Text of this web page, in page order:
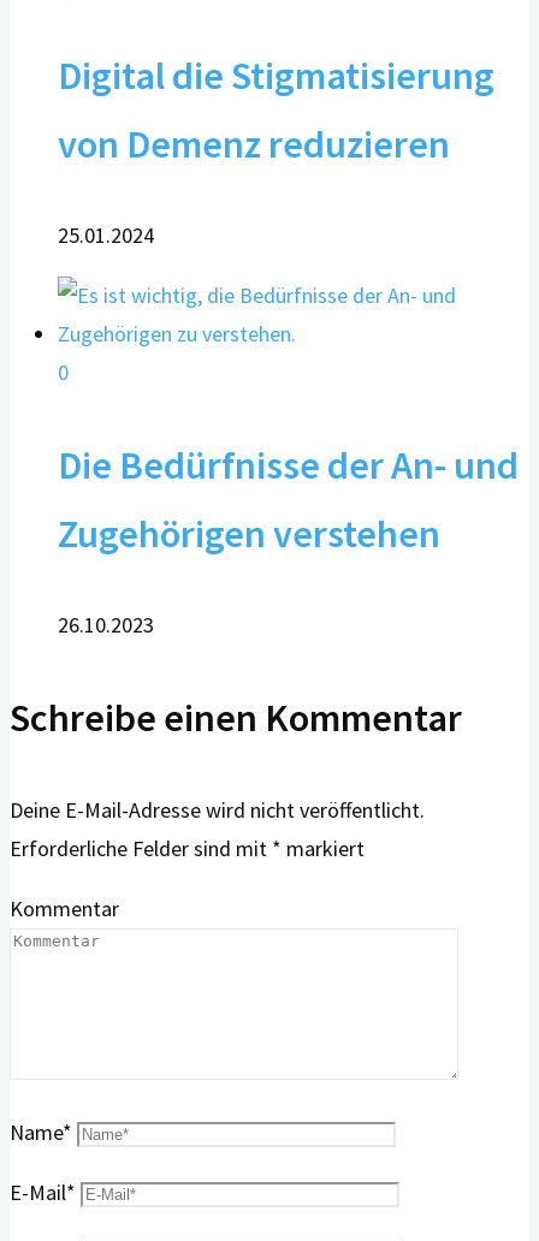
Digital die Stigmatisierung
von Demenz reduzieren
25.01.2024
0
Die Bedürfnisse der An- und
Zugehörigen verstehen
26.10.2023
Schreibe einen Kommentar
Deine E-Mail-Adresse wird nicht veröffentlicht.
Erforderliche Felder sind mit * markiert
Kommentar
Name*
E-Mail*